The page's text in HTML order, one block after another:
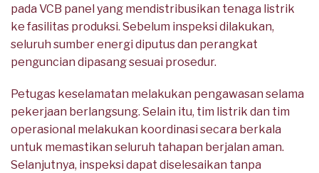
pada VCB panel yang mendistribusikan tenaga listrik
ke fasilitas produksi. Sebelum inspeksi dilakukan,
seluruh sumber energi diputus dan perangkat
penguncian dipasang sesuai prosedur.
Petugas keselamatan melakukan pengawasan selama
pekerjaan berlangsung. Selain itu, tim listrik dan tim
operasional melakukan koordinasi secara berkala
untuk memastikan seluruh tahapan berjalan aman.
Selanjutnya, inspeksi dapat diselesaikan tanpa